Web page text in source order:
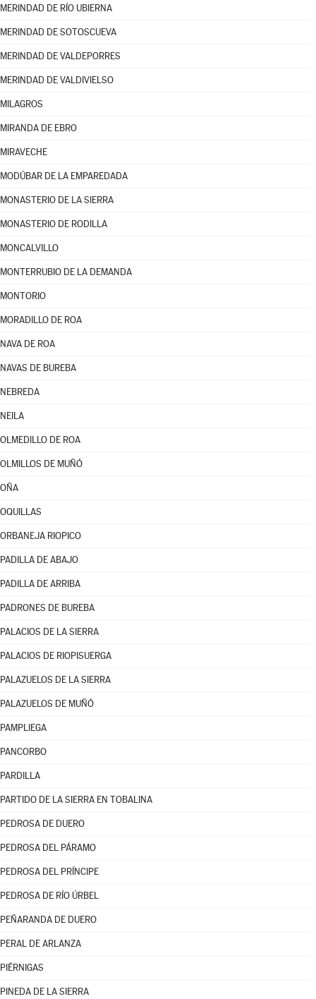
MERINDAD DE RÍO UBIERNA
MERINDAD DE SOTOSCUEVA
MERINDAD DE VALDEPORRES
MERINDAD DE VALDIVIELSO
MILAGROS
MIRANDA DE EBRO
MIRAVECHE
MODÚBAR DE LA EMPAREDADA
MONASTERIO DE LA SIERRA
MONASTERIO DE RODILLA
MONCALVILLO
MONTERRUBIO DE LA DEMANDA
MONTORIO
MORADILLO DE ROA
NAVA DE ROA
NAVAS DE BUREBA
NEBREDA
NEILA
OLMEDILLO DE ROA
OLMILLOS DE MUÑÓ
OÑA
OQUILLAS
ORBANEJA RIOPICO
PADILLA DE ABAJO
PADILLA DE ARRIBA
PADRONES DE BUREBA
PALACIOS DE LA SIERRA
PALACIOS DE RIOPISUERGA
PALAZUELOS DE LA SIERRA
PALAZUELOS DE MUÑÓ
PAMPLIEGA
PANCORBO
PARDILLA
PARTIDO DE LA SIERRA EN TOBALINA
PEDROSA DE DUERO
PEDROSA DEL PÁRAMO
PEDROSA DEL PRÍNCIPE
PEDROSA DE RÍO ÚRBEL
PEÑARANDA DE DUERO
PERAL DE ARLANZA
PIÉRNIGAS
PINEDA DE LA SIERRA